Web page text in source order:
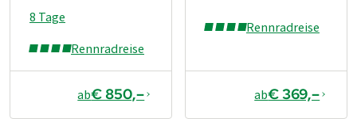
Rennradreise
8 Tage
ab€ 850,–
Rennradreise
ab€ 369,–